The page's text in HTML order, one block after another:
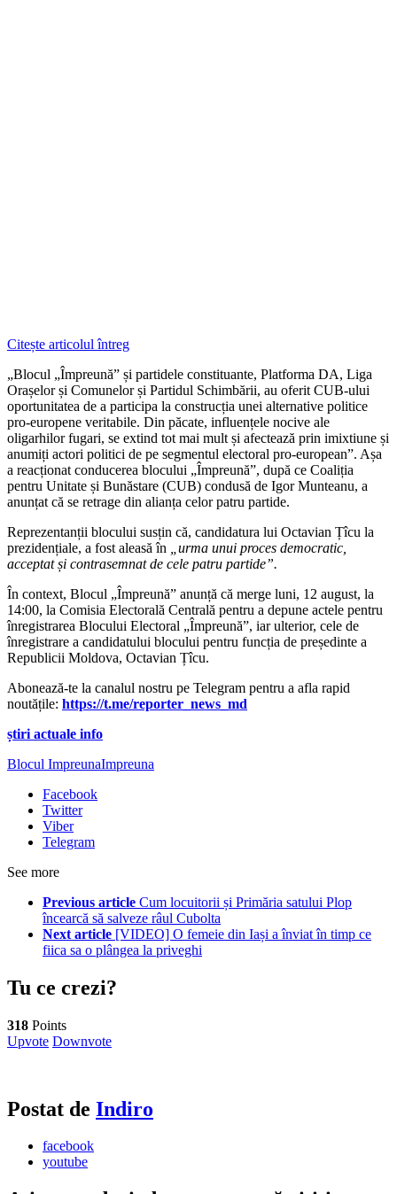
Citește articolul întreg
„Blocul „Împreună” și partidele constituante, Platforma DA, Liga
Orașelor și Comunelor și Partidul Schimbării, au oferit CUB-ului
oportunitatea de a participa la construcția unei alternative politice
pro-europene veritabile. Din păcate, influențele nocive ale
oligarhilor fugari, se extind tot mai mult și afectează prin imixtiune și
anumiți actori politici de pe segmentul electoral pro-european”. Așa
a reacționat conducerea blocului „Împreună”, după ce Coaliția
pentru Unitate și Bunăstare (CUB) condusă de Igor Munteanu, a
anunțat că se retrage din alianța celor patru partide.
Reprezentanții blocului susțin că, candidatura lui Octavian Țîcu la
prezidențiale, a fost aleasă în
„urma unui proces democratic,
acceptat și contrasemnat de cele patru partide”.
În context, Blocul „Împreună” anunță că merge luni, 12 august, la
14:00, la Comisia Electorală Centrală pentru a depune actele pentru
înregistrarea Blocului Electoral „Împreună”, iar ulterior, cele de
înregistrare a candidatului blocului pentru funcția de președinte a
Republicii Moldova, Octavian Țîcu.
Abonează-te la canalul nostru pe Telegram pentru a afla rapid
noutățile: https://t.me/reporter_news_md
știri actuale info
Blocul ImpreunaImpreuna
Facebook
Twitter
Viber
Telegram
See more
Previous article Cum locuitorii și Primăria satului Plop
încearcă să salveze râul Cubolta
Next article [VIDEO] O femeie din Iași a înviat în timp ce
fiica sa o plângea la priveghi
Tu ce crezi?
318 Points
Upvote Downvote
Postat de Indiro
facebook
youtube